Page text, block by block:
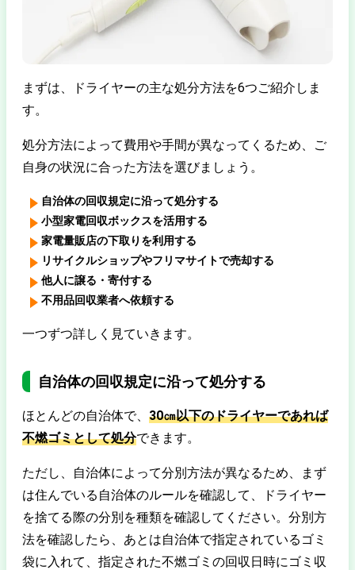
まずは、ドライヤーの主な処分方法を6つご紹介しま
す。
処分方法によって費用や手間が異なってくるため、ご
自身の状況に合った方法を選びましょう。
自治体の回収規定に沿って処分する
小型家電回収ボックスを活用する
家電量販店の下取りを利用する
リサイクルショップやフリマサイトで売却する
他人に譲る・寄付する
不用品回収業者へ依頼する
一つずつ詳しく見ていきます。
自治体の回収規定に沿って処分する
ほとんどの自治体で、 30㎝以下のドライヤーであれば
不燃ゴミとして処分できます。
ただし、自治体によって分別方法が異なるため、まず
は住んでいる自治体のルールを確認して、ドライヤー
を捨てる際の分別を種類を確認してください。分別方
法を確認したら、あとは自治体で指定されているゴミ
袋に入れて、指定された不燃ゴミの回収日時にゴミ収